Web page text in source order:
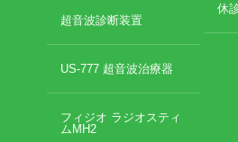
超音波診断装置
US-777 超音波治療器
フィジオ ラジオスティ
ムMH2
休